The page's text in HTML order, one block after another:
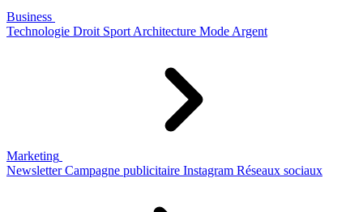
Business
Technologie Droit Sport Architecture Mode Argent
Marketing
Newsletter Campagne publicitaire Instagram Réseaux sociaux